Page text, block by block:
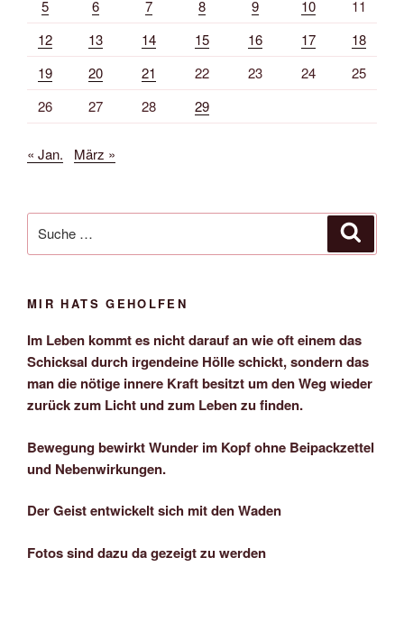
5 6 7 8 9 10
11
12
13 14 15 16 17
18
19
20 21 22 23 24
25
26
27 28 29
« Jan. März »
nach:
MIR HATS GEHOLFEN
Im Leben kommt es nicht darauf an wie oft einem das
Schicksal durch irgendeine Hölle schickt, sondern das
man die nötige innere Kraft besitzt um den Weg wieder
zurück zum Licht und zum Leben zu finden.
Bewegung bewirkt Wunder im Kopf ohne Beipackzettel
und Nebenwirkungen.
Der Geist entwickelt sich mit den Waden
Fotos sind dazu da gezeigt zu werden